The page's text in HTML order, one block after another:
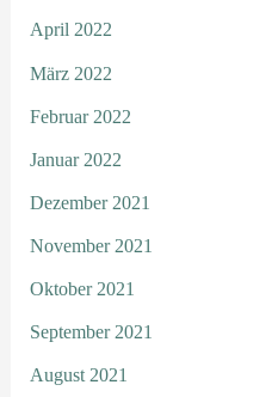
April 2022
März 2022
Februar 2022
Januar 2022
Dezember 2021
November 2021
Oktober 2021
September 2021
August 2021